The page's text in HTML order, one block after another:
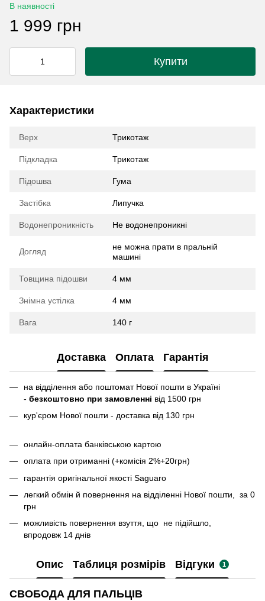
В наявності
1 999 грн
Купити
Характеристики
Верх Трикотаж
Підкладка Трикотаж
Підошва Гума
Застібка Липучка
Водонепроникність Не водонепроникні
Догляд
не можна прати в пральній
машині
Товщина підошви 4 мм
Знімна устілка 4 мм
Вага 140 г
Доставка Оплата Гарантія
на відділення або поштомат Нової пошти в Україні
- безкоштовно при замовленні від 1500 грн
кур'єром Нової пошти - доставка від 130 грн
онлайн-оплата банківською картою
оплата при отриманні (+комісія 2%+20грн)
гарантія оригінальної якості Saguaro
легкий обмін й повернення на відділенні Нової пошти, за 0
грн
можливість повернення взуття, що не підійшло,
впродовж 14 днів
Опис Таблиця розмірів Відгуки 1
СВОБОДА ДЛЯ ПАЛЬЦІВ